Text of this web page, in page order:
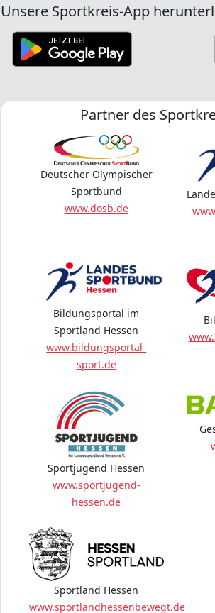
Unsere Sportkreis-App
Partner des
Deutscher Olympischer
Sportbund
www.dosb.de
Bildungsportal im
Sportland Hessen
www.bildungsportal-
sport.de
Sportjugend Hessen
www.sportjugend-
hessen.de
Sportland Hessen
www.sportlandhessenbewegt.de